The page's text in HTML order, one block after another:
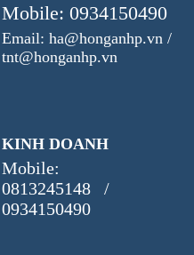
Mobile: 0934150490
Email: ha@honganhp.vn /
tnt@honganhp.vn
KINH DOANH
Mobile:
0813245148 /
0934150490